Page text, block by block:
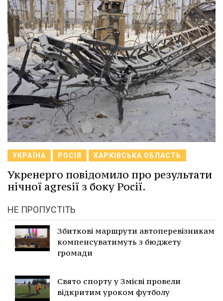
УКРАЇНА РОСІЯ ХАРКІВСЬКА ОБЛАСТЬ
Укренерго повідомило про результати
нічної agresії з боку Росії.
НЕ ПРОПУСТІТЬ
Збиткові маршрути автоперевізникам
компенсуватимуть з бюджету
громади
Свято спорту у Змієві провели
відкритим уроком футболу